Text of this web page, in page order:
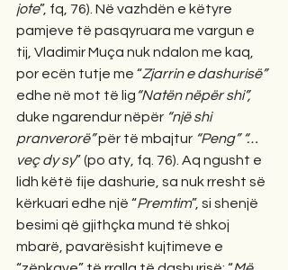
jote”, fq, 76). Në vazhdën e këtyre
pamjeve të pasqyruara me vargun e
tij, Vladimir Muça nuk ndalon me kaq,
por ecën tutje me “Zjarrin e dashurisë”
edhe në mot të lig“Natën nëpër shi”,
duke ngarendur nëpër “një shi
pranverorë” për të mbajtur “Peng” “…
veç dy sy” (po aty, fq. 76). Aq ngusht e
lidh këtë fije dashurie, sa nuk rresht së
kërkuari edhe një “Premtim”, si shenjë
besimi që gjithçka mund të shkoj
mbarë, pavarësisht kujtimeve e